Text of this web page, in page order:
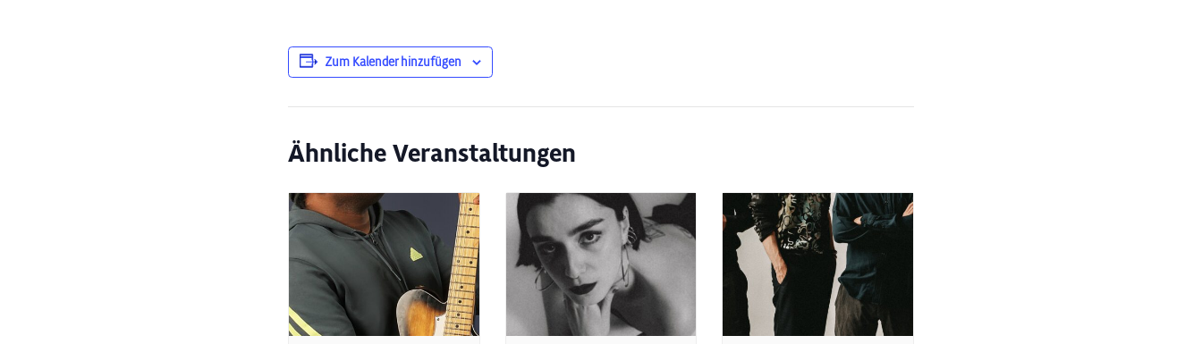
Zum Kalender hinzufügen
Ähnliche Veranstaltungen